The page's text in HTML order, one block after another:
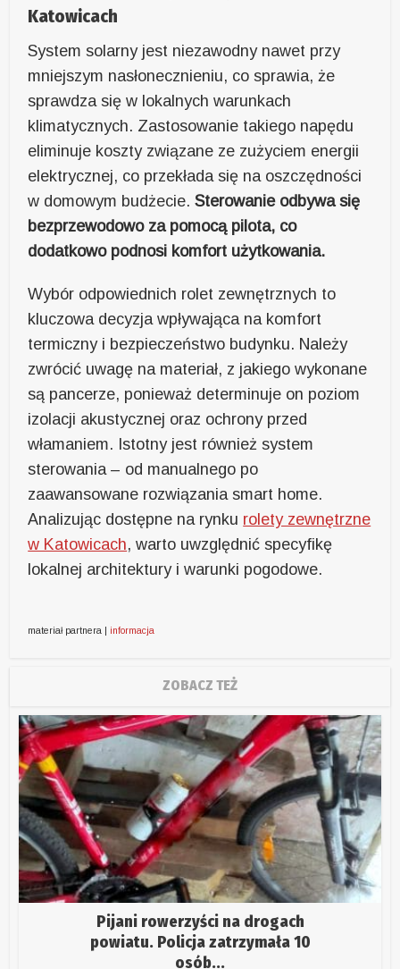
Katowicach
System solarny jest niezawodny nawet przy
mniejszym nasłonecznieniu, co sprawia, że
sprawdza się w lokalnych warunkach
klimatycznych. Zastosowanie takiego napędu
eliminuje koszty związane ze zużyciem energii
elektrycznej, co przekłada się na oszczędności
w domowym budżecie.Sterowanie odbywa się
bezprzewodowo za pomocą pilota, co
dodatkowo podnosi komfort użytkowania.
Wybór odpowiednich rolet zewnętrznych to
kluczowa decyzja wpływająca na komfort
termiczny i bezpieczeństwo budynku. Należy
zwrócić uwagę na materiał, z jakiego wykonane
są pancerze, ponieważ determinuje on poziom
izolacji akustycznej oraz ochrony przed
włamaniem. Istotny jest również system
sterowania – od manualnego po
zaawansowane rozwiązania smart home.
Analizując dostępne na rynku rolety zewnętrzne
w Katowicach, warto uwzględnić specyfikę
lokalnej architektury i warunki pogodowe.
materiał partnera | informacja
ZOBACZ TEŻ
Pijani rowerzyści na drogach
powiatu. Policja zatrzymała 10
osób...